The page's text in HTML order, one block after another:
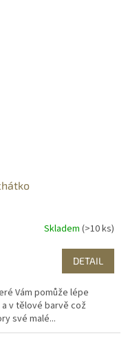
Skladem (>10 ks)
DETAIL
Vám pomůže lépe
v tělové barvě což
své malé...